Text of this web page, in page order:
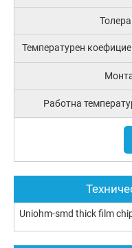
Температурен
Работна
Uniohm-smd thick film